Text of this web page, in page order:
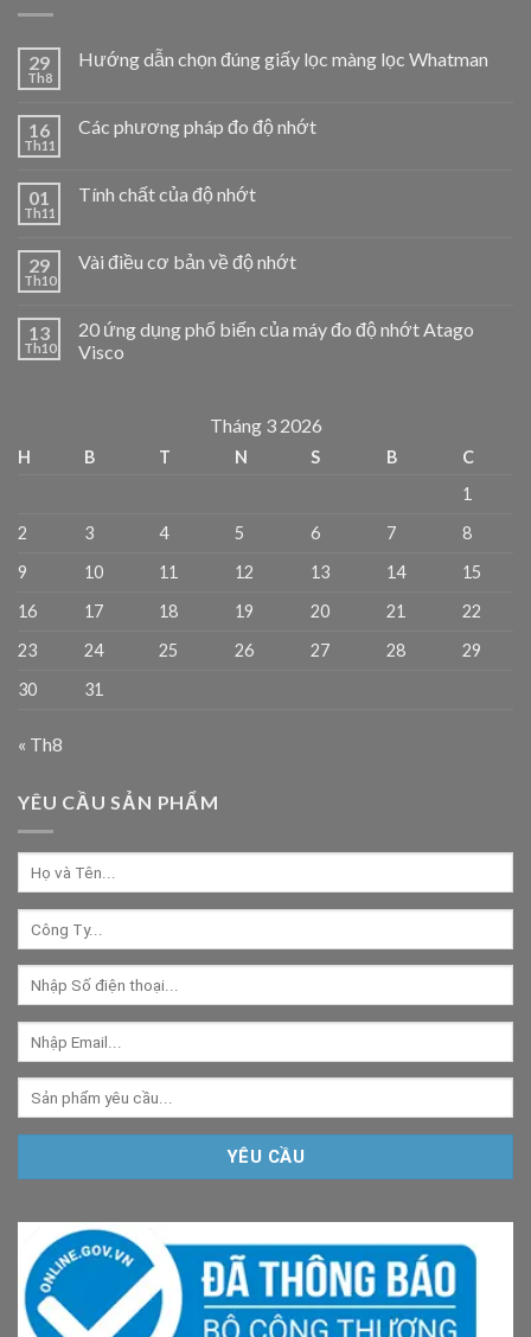
29
Th8
Hướng dẫn chọn đúng giấy lọc màng lọc Whatman
16
Th11
Các phương pháp đo độ nhớt
01
Th11
Tính chất của độ nhớt
29
Th10
Vài điều cơ bản về độ nhớt
13
Th10
20 ứng dụng phổ biến của máy đo độ nhớt Atago
Visco
Tháng 3 2026
H B T N S B
C
1
2
3 4 5 6 7
8
9
10 11 12 13 14
15
16
17 18 19 20 21
22
23
24 25 26 27 28
29
30
31
« Th8
YÊU CẦU SẢN PHẨM